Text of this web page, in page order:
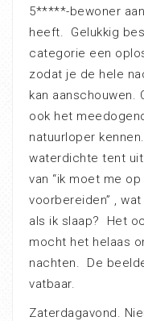
5*****-bewoner
heeft. Gelukkig
categorie een
zodat je de hele
kan aanschouwen.
ook het
natuurloper
waterdichte tent
van “ik moet me
voorbereiden” ,
als ik slaap? Het
mocht het helaas
nachten. De
vatbaar.
Zaterdagavond.